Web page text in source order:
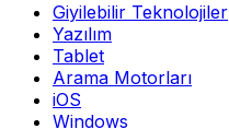
Giyilebilir Teknolojiler
Yazılım
Tablet
Arama Motorları
iOS
Windows